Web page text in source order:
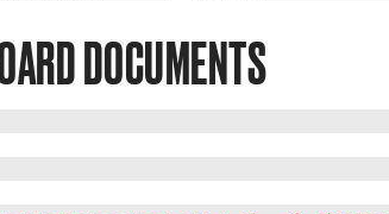
DOCUMENTS